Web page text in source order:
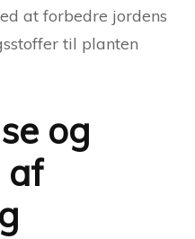
at forbedre jordens
til planten
og
af